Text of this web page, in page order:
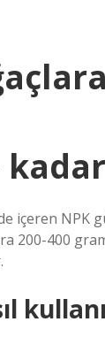
içeren NPK
200-400